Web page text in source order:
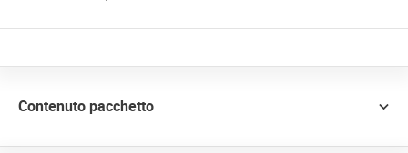
Contenuto pacchetto